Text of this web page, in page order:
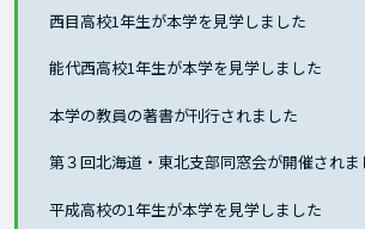
西目高校1年生が本学を見学しました
能代西高校1年生が本学を見学しました
本学の教員の著書が刊行されました
第３回北海道・東北支部同窓会が開催されま
平成高校の1年生が本学を見学しました